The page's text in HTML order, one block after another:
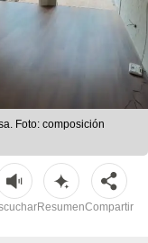
Foto: composición
ResumenCompartir